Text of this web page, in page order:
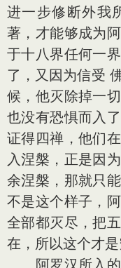
进一步修断外我
著，才能够成为
于十八界任何一
了，又因为信受
候，他灭除掉一
也没有恐惧而入
证得四禅，他们
入涅槃，正是因
余涅槃，那就只
不是这个样子，
全部都灭尽，把
在，所以这个才是
阿罗汉所入的